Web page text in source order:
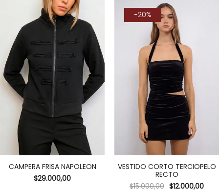
CAMPERA FRISA NAPOLEON
$29.000,00
-20%
VESTIDO CORTO TERCIOPELO
RECTO
$15.000,00 $12.000,00